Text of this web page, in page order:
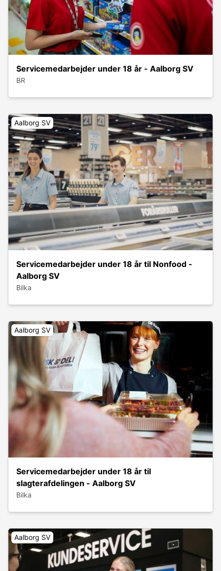
Servicemedarbejder under 18 år - Aalborg SV
BR
Aalborg SV
Servicemedarbejder under 18 år til Nonfood -
Aalborg SV
Bilka
Aalborg SV
Servicemedarbejder under 18 år til
slagterafdelingen - Aalborg SV
Bilka
Aalborg SV